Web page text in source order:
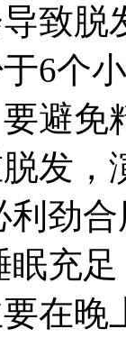
致脱
6个
避免
发，
劲
眠充
在晚